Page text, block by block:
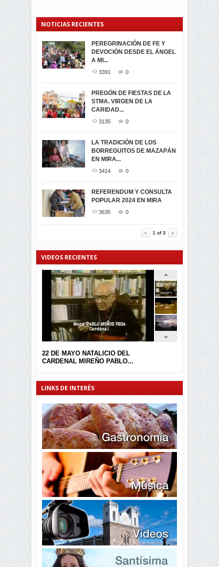
NOTICIAS RECIENTES
PEREGRINACIÓN DE FE Y
DEVOCIÓN DESDE EL ÁNGEL
A MI...
3391 0
PREGÓN DE FIESTAS DE LA
STMA. VIRGEN DE LA
CARIDAD...
3135 0
LA TRADICIÓN DE LOS
BORREGUITOS DE MAZAPÁN
EN MIRA...
3414 0
REFERENDUM Y CONSULTA
POPULAR 2024 EN MIRA
3635 0
PROCESIÓN DE LA VIRGEN
DE LA CARIDAD 2024
3061
-ENCENDIDO DEL ARBOL DE
...
MIRA
3440
TRIUNFO DE...
SEGUNDA VUELTA
ELECCIONES
PRESIDENCIALES 2023 EN
M...
ELECCION CRUCIAL:
SEGUNDA VUELTA
PRESIDENCIAL EL 1...
VIRTUALES ASAMBLEISTAS
POR LA PROVINCIA DEL
CARCHI...
MIRA.EC FUE
GALARDONADA
1 of3
VIDEOS RECIENTES
22 DE MAYO NATALICIO DEL
CARDENAL MIREÑO PABLO...
LINKS DE INTERÉS